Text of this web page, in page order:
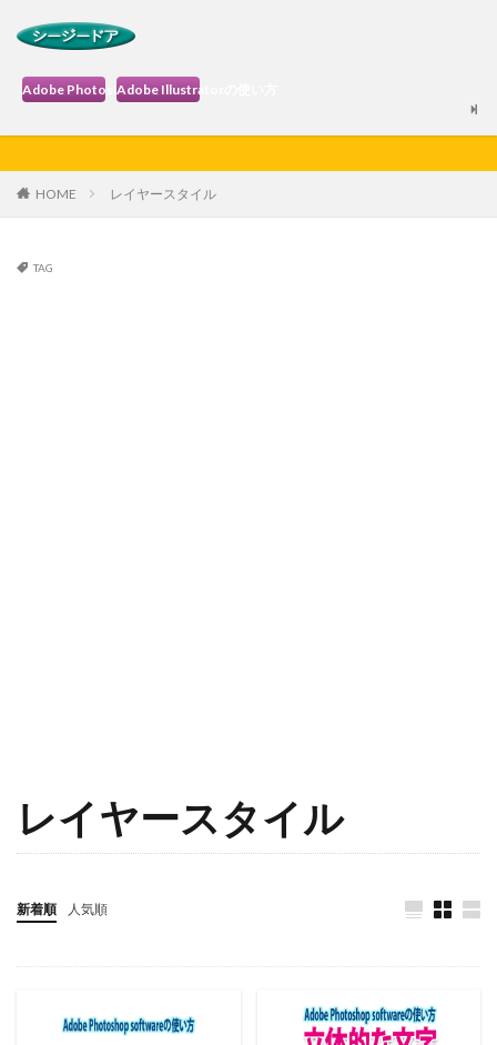
Adobe Photoshopの使い方Adobe Illustratorの使い方
HOME レイヤースタイル
TAG
レイヤースタイル
新着順 人気順